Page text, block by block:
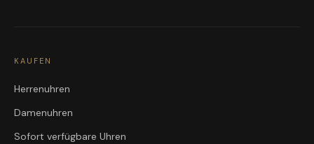
KAUFEN
Herrenuhren
Damenuhren
Sofort verfügbare Uhren